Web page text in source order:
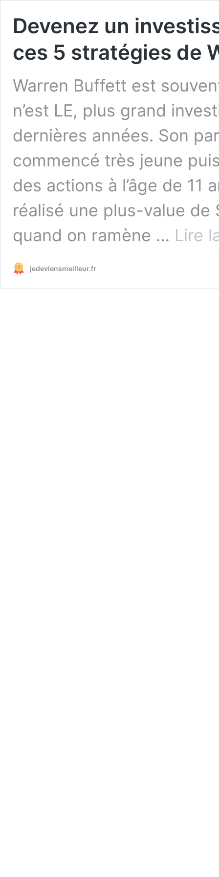
Devenez un
ces 5 stratégies de
Warren Buffett est
n’est LE, plus grand
dernières années. Son
commencé très jeune
des actions à l’âge de 11
réalisé une plus-value
quand on ramène … Lire
jedeviensmeilleur.fr